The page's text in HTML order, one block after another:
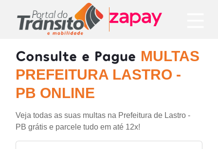
Consulte e Pague MULTAS
PREFEITURA LASTRO -
PB ONLINE
Veja todas as suas multas na Prefeitura de Lastro -
PB grátis e parcele tudo em até 12x!